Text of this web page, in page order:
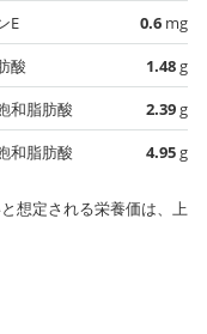
E
0.6 mg
酸
1.48g
和脂肪酸
2.39g
和脂肪酸
4.95g
想定される栄養価は、上